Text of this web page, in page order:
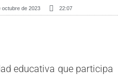
octubre de 2023 22:07
educativa que participa